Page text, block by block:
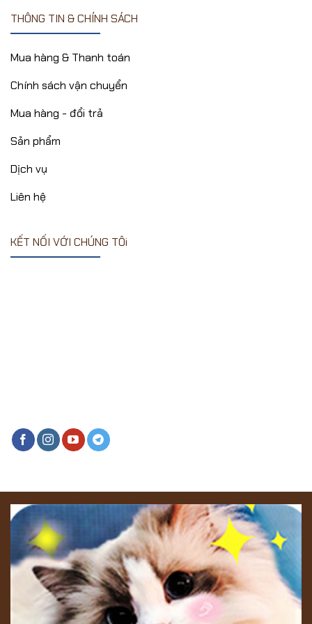
THÔNG TIN & CHÍNH SÁCH
Mua hàng & Thanh toán
Chính sách vận chuyển
Mua hàng - đổi trả
Sản phẩm
Dịch vụ
Liên hệ
KẾT NỐI VỚI CHÚNG TÔi